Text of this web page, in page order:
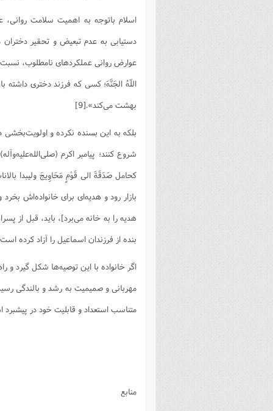
اسلام باتوجه به اهمیت سلامت
دستیابی به عدم تبعیض و تحقیر دختران
عوارض روانى عملكردهاى نامطلوب، نسبت
اللّهُ الجَنَّهَ؛ كسى كه فرزند دخترى داشته
بهشت مى‌كند».[9]
بلکه به این بسنده نکرده و اولویت‌بخشی
شروع کنند؛ پیامبر اکرم
کحامل صَدَقَةَ الی قَوْمٍ مَحَاوِیجَ ولیبدا
بازار رود و هدیه‏‌ای برای خانواده‏‌اش
هدیه را به خانه می‌‏برد]، باید، قبل از
بنده از فرزندان اسماعیل را آزاد کرده
اگر خانواده با این توصیه‌ها شکل گیرد
مهربانی و صمیمیت به رشد و بالندگی
متناسب استعداد و قابلیت خود در
منابع